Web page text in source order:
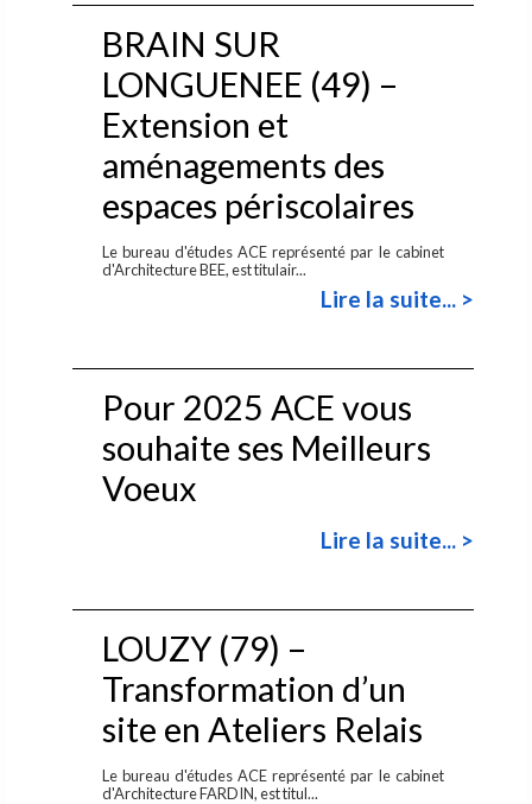
BRAIN SUR
LONGUENEE (49) –
Extension et
aménagements des
espaces périscolaires
Le bureau d'études ACE représenté par le cabinet
d'Architecture BEE, est titulair...
Lire la suite... >
Pour 2025 ACE vous
souhaite ses Meilleurs
Voeux
Lire la suite... >
LOUZY (79) –
Transformation d’un
site en Ateliers Relais
Le bureau d'études ACE représenté par le cabinet
d'Architecture FARDIN, est titul...